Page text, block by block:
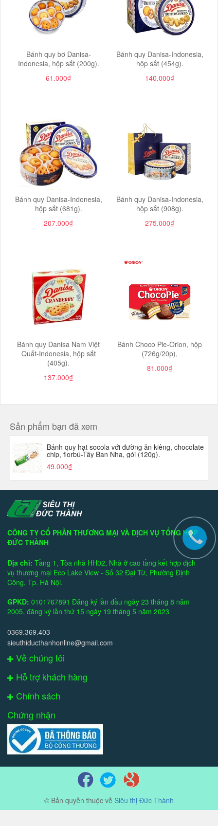
Bánh quy bơ Danisa-
Indonesia, hộp sắt (200g).
61.000₫
Bánh quy Danisa-Indonesia,
hộp sắt (454g).
140.000₫
Bánh quy Danisa-Indonesia,
hộp sắt (681g).
207.000₫
Bánh quy Danisa-Indonesia,
hộp sắt (908g).
275.000₫
Bánh quy Danisa Nam Việt
Quất-Indonesia, hộp sắt
(405g).
137.000₫
Bánh Choco Pie-Orion, hộp
(726g/20p),
81.000₫
Sản phẩm bạn đã xem
Bánh quy hạt socola với đường ăn kiêng, chocolate
chip, florbú-Tây Ban Nha, gói (120g).
49.000₫
CÔNG TY CỔ PHẦN THƯƠNG MẠI VÀ DỊCH VỤ TỔNG HỢP
ĐỨC THÀNH
Địa chỉ: Tầng 1, Tòa nhà HH02, Nhà ở cao tầng kết hợp dịch
vụ thương mại Eco Lake View - Số 32 Đại Từ, Phường Định
Công, Tp. Hà Nội.
GPKD: 0101767891 Đăng ký lần đầu ngày 23 tháng 8 năm
2005, đăng ký lần thứ 15 ngày 19 tháng 5 năm 2023
0369.369.403
sieuthiducthanhonline@gmail.com
Về chúng tôi
Hỗ trợ khách hàng
Chính sách
Chứng nhận
© Bản quyền thuộc về Siêu thị Đức Thành